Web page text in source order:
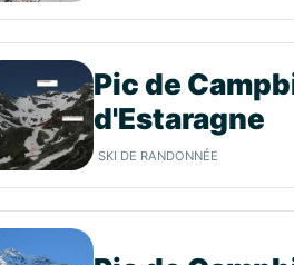
Pic de
d'Estaragne
SKI DE RANDONNÉE